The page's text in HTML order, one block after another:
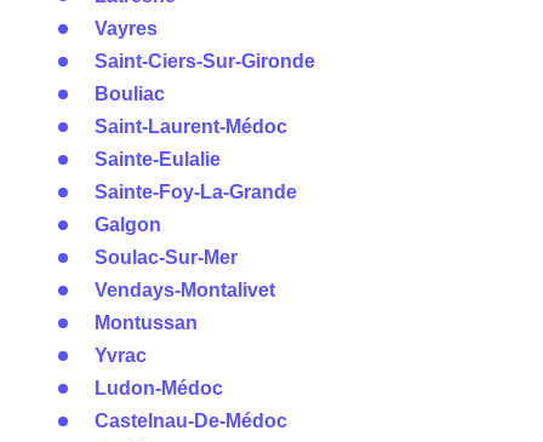
Vayres
Saint-Ciers-Sur-Gironde
Bouliac
Saint-Laurent-Médoc
Sainte-Eulalie
Sainte-Foy-La-Grande
Galgon
Soulac-Sur-Mer
Vendays-Montalivet
Montussan
Yvrac
Ludon-Médoc
Castelnau-De-Médoc